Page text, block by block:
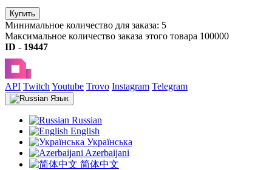
Купить
Минимальное количество для заказа: 5
Максимальное количество заказа этого товара 100000
ID - 19447
API Twitch Youtube Trovo Instagram Telegram
Язык
Russian
English
Українська
Azerbaijani
简体中文